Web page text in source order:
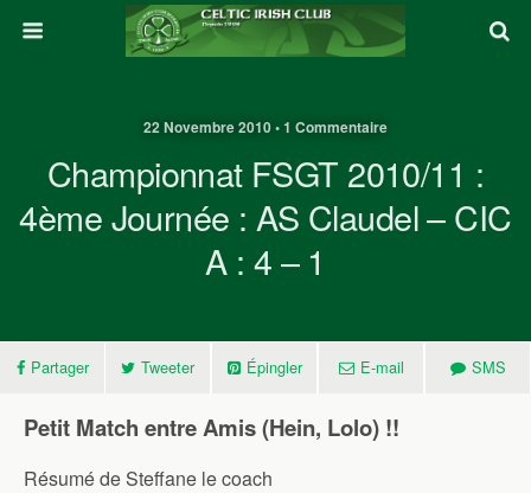
22 Novembre 2010 • 1 Commentaire
Championnat FSGT 2010/11 :
4ème Journée : AS Claudel – CIC
A : 4 – 1
Partager Tweeter Épingler E-mail SMS
Petit Match entre Amis (Hein, Lolo) !!
Résumé de Steffane le coach